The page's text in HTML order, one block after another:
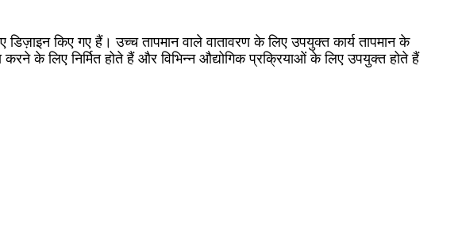
किए गए हैं। उच्च तापमान वाले वातावरण के लिए उपयुक्त कार्य तापमान के
करने के लिए निर्मित होते हैं और विभिन्न औद्योगिक प्रक्रियाओं के लिए उपयुक्त होते हैं